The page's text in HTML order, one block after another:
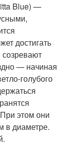
Blue) —
достигать
— начиная
голубого
этом они
в диаметре.